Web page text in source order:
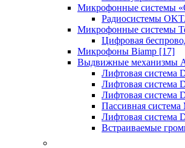
Микрофонные системы
Радиосистемы
Микрофонные системы
Цифровая
Микрофоны Biamp [17]
Выдвижные механизмы
Лифтовая система
Лифтовая система
Лифтовая система
Пассивная
Лифтовая система
Встраиваемые